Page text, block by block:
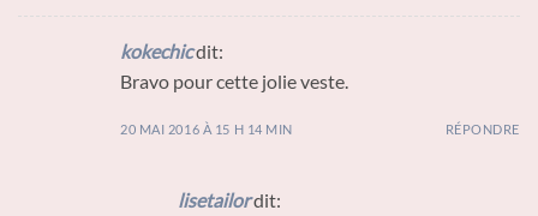
kokechicdit:
Bravo pour cette jolie veste.
20 MAI 2016 À 15 H 14 MIN RÉPONDRE
lisetailordit: